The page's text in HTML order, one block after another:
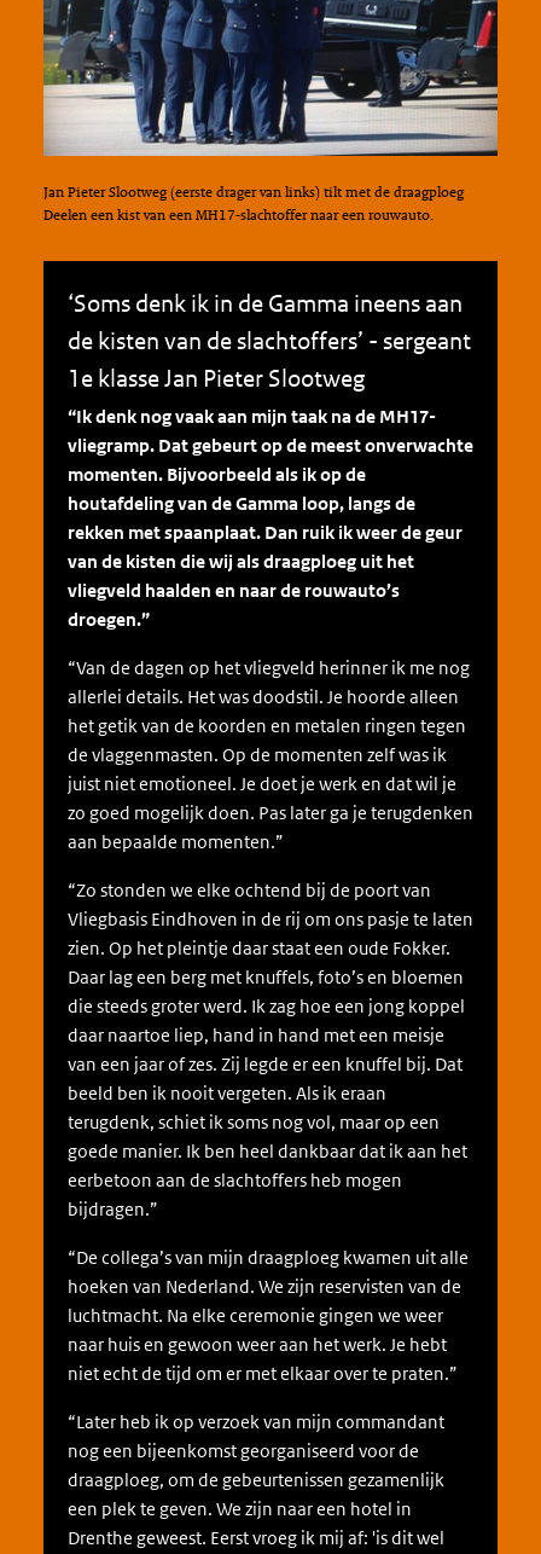
Jan Pieter Slootweg (eerste drager van links) tilt met de draagploeg
Deelen een kist van een MH17-slachtoffer naar een rouwauto.
‘Soms denk ik in de Gamma ineens aan
de kisten van de slachtoffers’ - sergeant
1e klasse Jan Pieter Slootweg
“Ik denk nog vaak aan mijn taak na de MH17-
vliegramp. Dat gebeurt op de meest onverwachte
momenten. Bijvoorbeeld als ik op de
houtafdeling van de Gamma loop, langs de
rekken met spaanplaat. Dan ruik ik weer de geur
van de kisten die wij als draagploeg uit het
vliegveld haalden en naar de rouwauto’s
droegen.”
“Van de dagen op het vliegveld herinner ik me nog
allerlei details. Het was doodstil. Je hoorde alleen
het getik van de koorden en metalen ringen tegen
de vlaggenmasten. Op de momenten zelf was ik
juist niet emotioneel. Je doet je werk en dat wil je
zo goed mogelijk doen. Pas later ga je terugdenken
aan bepaalde momenten.”
“Zo stonden we elke ochtend bij de poort van
Vliegbasis Eindhoven in de rij om ons pasje te laten
zien. Op het pleintje daar staat een oude Fokker.
Daar lag een berg met knuffels, foto’s en bloemen
die steeds groter werd. Ik zag hoe een jong koppel
daar naartoe liep, hand in hand met een meisje
van een jaar of zes. Zij legde er een knuffel bij. Dat
beeld ben ik nooit vergeten. Als ik eraan
terugdenk, schiet ik soms nog vol, maar op een
goede manier. Ik ben heel dankbaar dat ik aan het
eerbetoon aan de slachtoffers heb mogen
bijdragen.”
“De collega’s van mijn draagploeg kwamen uit alle
hoeken van Nederland. We zijn reservisten van de
luchtmacht. Na elke ceremonie gingen we weer
naar huis en gewoon weer aan het werk. Je hebt
niet echt de tijd om er met elkaar over te praten.”
“Later heb ik op verzoek van mijn commandant
nog een bijeenkomst georganiseerd voor de
draagploeg, om de gebeurtenissen gezamenlijk
een plek te geven. We zijn naar een hotel in
Drenthe geweest. Eerst vroeg ik mij af: 'is dit wel